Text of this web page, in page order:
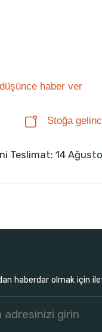
haber ver
Stoğa
Teslimat: 14
haberdar olmak için